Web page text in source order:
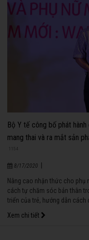
Bộ Y tế công bố phát
mang thai và ra mắt sản
1154
8/17/2020
Nâng cao nhận thức cho phụ
cách tự chăm sóc bản thân
triển của trẻ, hướng dẫn
mạnh, thông minh. Đó cũng
Xem chi tiết